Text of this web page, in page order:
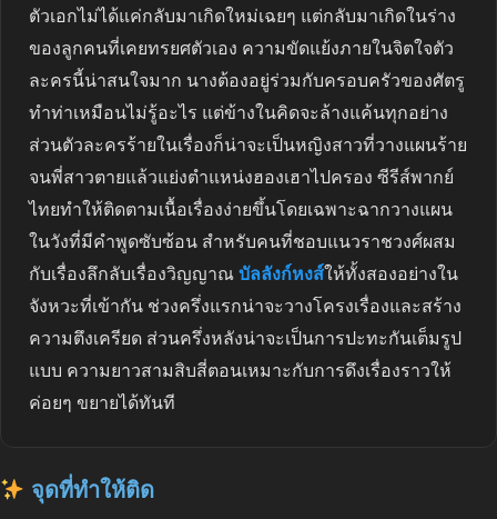
ตัวเอกไม่ได้แค่กลับมาเกิดใหม่เฉยๆ แต่กลับมาเกิดในร่าง
ของลูกคนที่เคยทรยศตัวเอง ความขัดแย้งภายในจิตใจตัว
ละครนี้น่าสนใจมาก นางต้องอยู่ร่วมกับครอบครัวของศัตรู
ทำท่าเหมือนไม่รู้อะไร แต่ข้างในคิดจะล้างแค้นทุกอย่าง
ส่วนตัวละครร้ายในเรื่องก็น่าจะเป็นหญิงสาวที่วางแผนร้าย
จนพี่สาวตายแล้วแย่งตำแหน่งฮองเฮาไปครอง ซีรีส์พากย์
ไทยทำให้ติดตามเนื้อเรื่องง่ายขึ้นโดยเฉพาะฉากวางแผน
ในวังที่มีคำพูดซับซ้อน สำหรับคนที่ชอบแนวราชวงศ์ผสม
กับเรื่องลึกลับเรื่องวิญญาณ บัลลังก์หงส์ให้ทั้งสองอย่างใน
จังหวะที่เข้ากัน ช่วงครึ่งแรกน่าจะวางโครงเรื่องและสร้าง
ความตึงเครียด ส่วนครึ่งหลังน่าจะเป็นการปะทะกันเต็มรูป
แบบ ความยาวสามสิบสี่ตอนเหมาะกับการดึงเรื่องราวให้
ค่อยๆ ขยายได้ทันที
จุดที่ทำให้ติด